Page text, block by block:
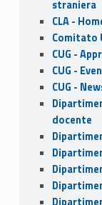
straniera
CLA -
Comitato
CUG -
CUG -
CUG -
docente